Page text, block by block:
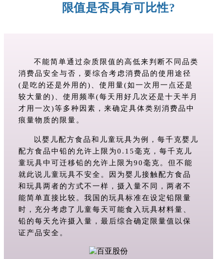
限值是否具有可比性?
不能简单通过杂质限值的高低来判断不同品类
消费品安全与否，要综合考虑消费品的使用途径
(是吃的还是外用的)、使用量(如一次用一点还是
较大量的)、使用频率(每天用好几次还是十天半月
才用一次)等多种因素，来确定具体类别消费品中
痕量物质的限量。
以婴儿配方食品和儿童玩具为例，每千克婴儿
配方食品中铅的允许上限为0.15毫克，每千克儿
童玩具中可迁移铅的允许上限为90毫克。但不能
就此说儿童玩具不安全。因为婴儿接触配方食品
和玩具两者的方式不一样，摄入量不同，两者不
能简单直接比较。我国的玩具标准在设定铅限量
时，充分考虑了儿童每天可能食入玩具材料量、
铅的每天允许摄入量，最后综合确定限量值以保
证产品安全。